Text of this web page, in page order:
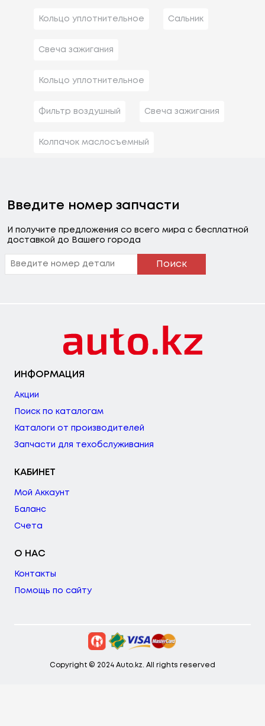
Кольцо уплотнительное Сальник
Свеча зажигания
Кольцо уплотнительное
Фильтр воздушный Свеча зажигания
Колпачок маслосъемный
Введите номер запчасти
И получите предложения со всего мира с бесплатной
доставкой до Вашего города
Поиск
ИНФОРМАЦИЯ
Акции
Поиск по каталогам
Каталоги от производителей
Запчасти для техобслуживания
КАБИНЕТ
Мой Аккаунт
Баланс
Счета
О НАС
Контакты
Помощь по сайту
Copyright © 2024 Auto.kz. All rights reserved